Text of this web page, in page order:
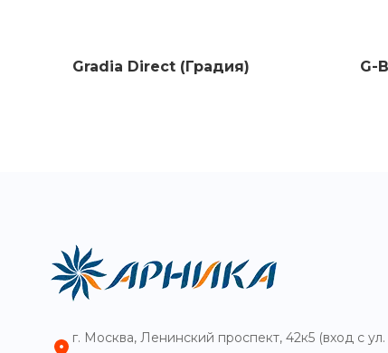
Gradia Direct (Градия) G-
г. Москва, Ленинский проспект, 42к5 (вход с ул.